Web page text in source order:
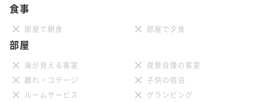
食事
部屋で朝食 部屋で夕食
部屋
海が見える客室
夜景自慢の客室
離れ・コテージ
子供の宿泊
ルームサービス
グランピング